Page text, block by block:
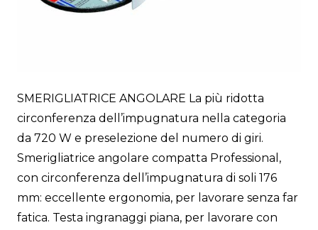
SMERIGLIATRICE ANGOLARE La più ridotta
circonferenza dell’impugnatura nella categoria
da 720 W e preselezione del numero di giri.
Smerigliatrice angolare compatta Professional,
con circonferenza dell’impugnatura di soli 176
mm: eccellente ergonomia, per lavorare senza far
fatica. Testa ingranaggi piana, per lavorare con